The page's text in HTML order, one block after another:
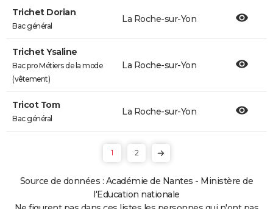
Trichet Dorian
Bac général
La Roche-sur-Yon
Trichet Ysaline
Bac pro Métiers de la mode
(vêtement)
La Roche-sur-Yon
Tricot Tom
Bac général
La Roche-sur-Yon
1 2
Source de données : Académie de Nantes - Ministère de
l'Education nationale